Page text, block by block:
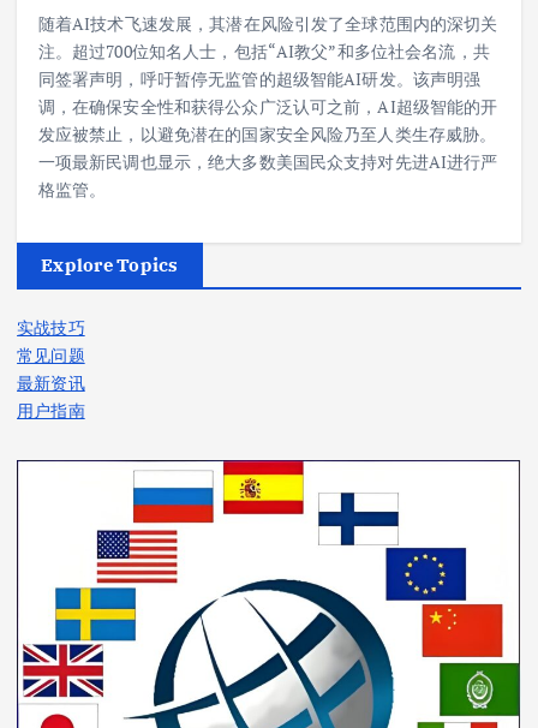
随着AI技术飞速发展，其潜在风险引发了全球范围内的深切关
注。超过700位知名人士，包括“AI教父”和多位社会名流，共
同签署声明，呼吁暂停无监管的超级智能AI研发。该声明强
调，在确保安全性和获得公众广泛认可之前，AI超级智能的开
发应被禁止，以避免潜在的国家安全风险乃至人类生存威胁。
一项最新民调也显示，绝大多数美国民众支持对先进AI进行严
格监管。
Explore Topics
实战技巧
常见问题
最新资讯
用户指南